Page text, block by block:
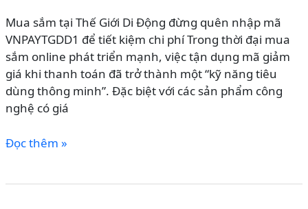
Mua sắm tại Thế Giới Di Động đừng quên nhập mã
VNPAYTGDD1 để tiết kiệm chi phí Trong thời đại mua
sắm online phát triển mạnh, việc tận dụng mã giảm
giá khi thanh toán đã trở thành một “kỹ năng tiêu
dùng thông minh”. Đặc biệt với các sản phẩm công
nghệ có giá
NHẬP
Đọc thêm »